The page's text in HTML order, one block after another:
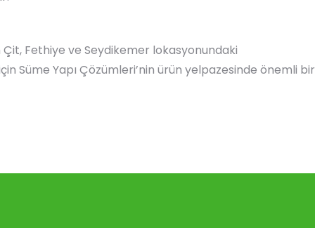
Çit, Fethiye ve Seydikemer lokasyonundaki
Süme Yapı Çözümleri’nin ürün yelpazesinde önemli bir